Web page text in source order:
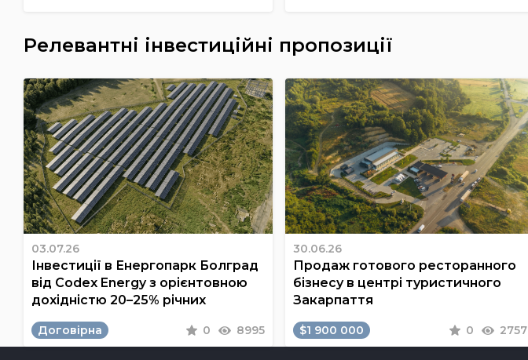
Релевантні інвестиційні пропозиції
03.07.26
Інвестиції в Енергопарк Болград
від Codex Energy з орієнтовною
дохідністю 20–25% річних
Договірна 0 8995
30.06.26
Продаж готового ресторанного
бізнесу в центрі туристичного
Закарпаття
$1 900 000 0 2757